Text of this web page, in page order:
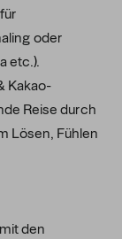
oder
etc.).
Kakao-
Reise durch
Lösen, Fühlen
den